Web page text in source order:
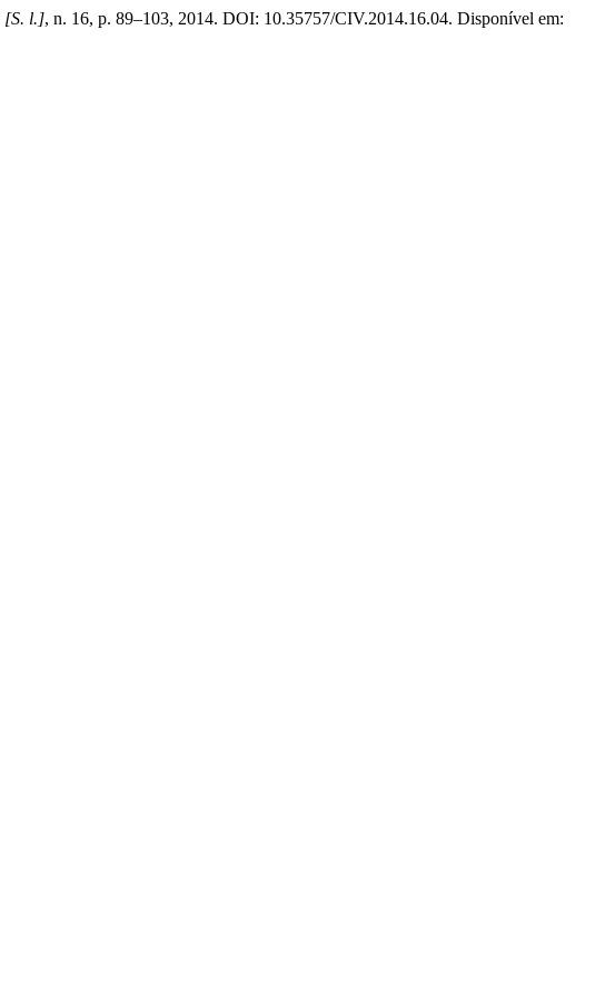
[S. l.], n. 16, p. 89–103, 2014. DOI: 10.35757/CIV.2014.16.04. Disponível em: